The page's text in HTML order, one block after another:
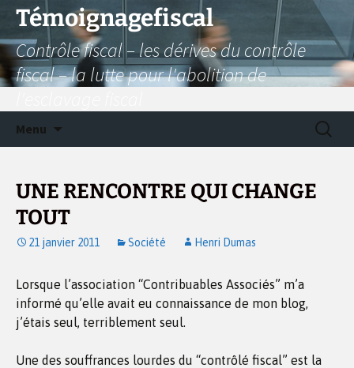
Aller
contenu
Témoignagefiscal
Contrôle fiscal – les dérives du contrôle
fiscal – la lutte pour l'abolition de
Menu
UNE RENCONTRE QUI CHANGE
TOUT
21 janvier 2011 Société Henri Dumas
Lorsque l’association “Contribuables Associés” m’a
informé qu’elle avait eu connaissance de mon blog,
j’étais seul, terriblement seul.
Une des souffrances lourdes du “contrôlé fiscal” est la